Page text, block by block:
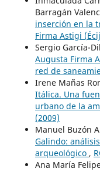
Barragán
inserción en la
Firma Astigi
Sergio García-
Augusta Firma
red de
Irene Mañas
Itálica. Una
urbano de la
(2009)
Manuel Buzón
Galindo:
arqueológico ,
Ana María